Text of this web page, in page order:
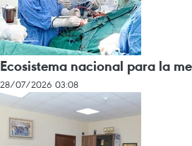
Ecosistema nacional para la
28/07/2026 03:08